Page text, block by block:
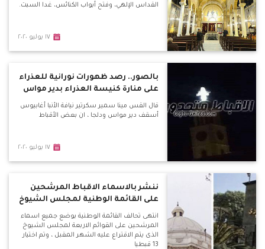
القداس الإلهي، وفتح أبواب الكنائس، غدا السبت.
١٧ يوليو ٢٠٢٠
بالصور.. رصد ظهورات نورانية للعذراء
على منارة كنيسة العذراء بدير مواس
قال القس مينا سمير سكرتير نيافة الأنبا أغابيوس
أسقف دير مواس ودلجا ، ان بعض الأقباط
١٧ يوليو ٢٠٢٠
ننشر بالاسماء الاقباط المرشحين
على القائمة الوطنية لمجلس الشيوخ
انتهى تحالف القائمة الوطنية بوضع جميع اسماء
المرشحين على القوائم الاربعة لمجلس الشيوخ
الذى يتم الاقتراع عليه الشهر المقبل ، وتم اختيار
13 قبطيا